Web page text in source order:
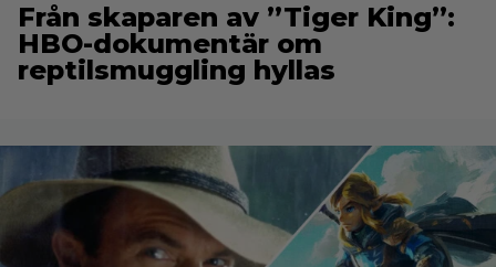
Från skaparen av ”Tiger King”:
HBO-dokumentär om
reptilsmuggling hyllas